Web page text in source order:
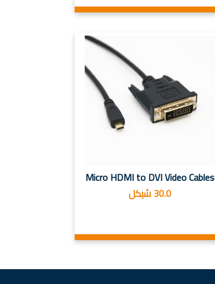
Micro HDMI to DVI Video Cables
30.0 شيكل